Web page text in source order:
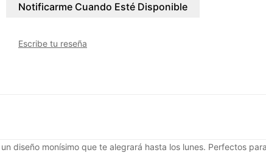
Notificarme Cuando Esté Disponible
Escribe tu reseña
diseño monísimo que te alegrará hasta los lunes. Perfectos